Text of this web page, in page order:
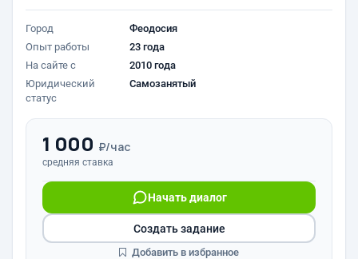
Город
Феодосия
Опыт работы
23 года
На сайте с
2010 года
Юридический
статус
Самозанятый
1 000 ₽/час
средняя ставка
Начать диалог
Создать задание
Добавить в избранное